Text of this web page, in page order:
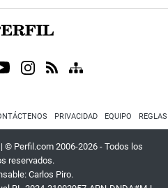
PRIVACIDAD EQUIPO
| © Perfil.com 2006-2026 - Todos los
reservados.
Carlos Piro.